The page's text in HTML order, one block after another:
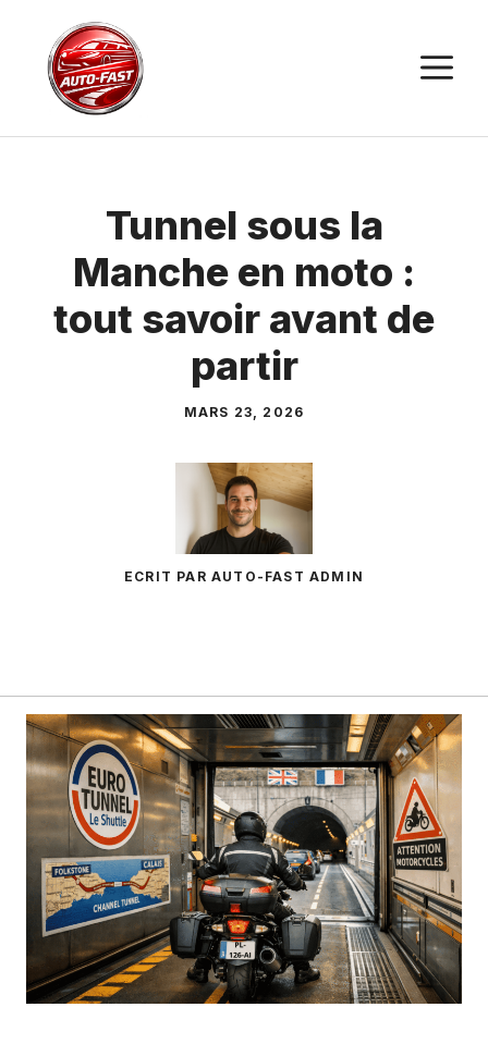
contenu
Tunnel sous la
Manche en moto :
tout savoir avant de
partir
MARS 23, 2026
ECRIT PAR AUTO-FAST ADMIN